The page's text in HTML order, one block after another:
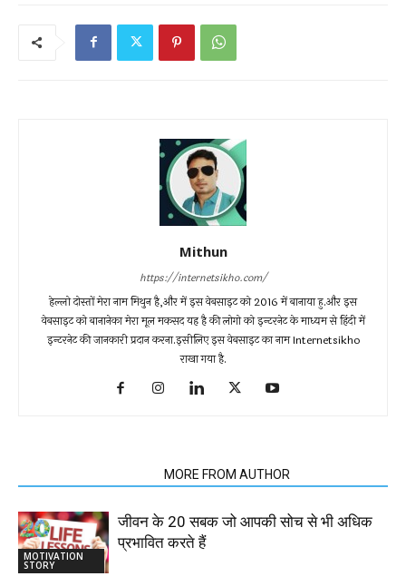
Mithun
https://internetsikho.com/
हेल्लो दोस्तों मेरा नाम मिथुन है,और में इस वेबसाइट को 2016 में बानाया हु.और इस
वेबसाइट को बानानेका मेरा मूल मकसद यह है की लोगो को इन्टरनेट के माध्यम से हिंदी में
इन्टरनेट की जानकारी प्रदान करना.इसीलिए इस वेबसाइट का नाम Internetsikho
राखा गया है.
MORE FROM AUTHOR
MOTIVATION
STORY
जीवन के 20 सबक जो आपकी सोच से भी अधिक
प्रभावित करते हैं